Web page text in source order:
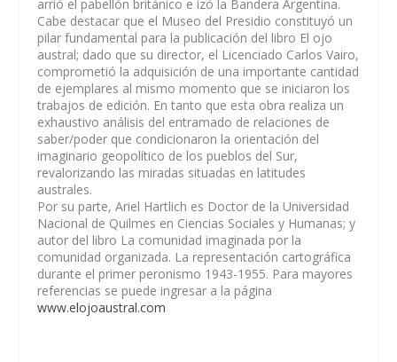
arrió el pabellón británico e izó la Bandera Argentina.
Cabe destacar que el Museo del Presidio constituyó un
pilar fundamental para la publicación del libro El ojo
austral; dado que su director, el Licenciado Carlos Vairo,
comprometió la adquisición de una importante cantidad
de ejemplares al mismo momento que se iniciaron los
trabajos de edición. En tanto que esta obra realiza un
exhaustivo análisis del entramado de relaciones de
saber/poder que condicionaron la orientación del
imaginario geopolítico de los pueblos del Sur,
revalorizando las miradas situadas en latitudes
australes.
Por su parte, Ariel Hartlich es Doctor de la Universidad
Nacional de Quilmes en Ciencias Sociales y Humanas; y
autor del libro La comunidad imaginada por la
comunidad organizada. La representación cartográfica
durante el primer peronismo 1943-1955. Para mayores
referencias se puede ingresar a la página
www.elojoaustral.com